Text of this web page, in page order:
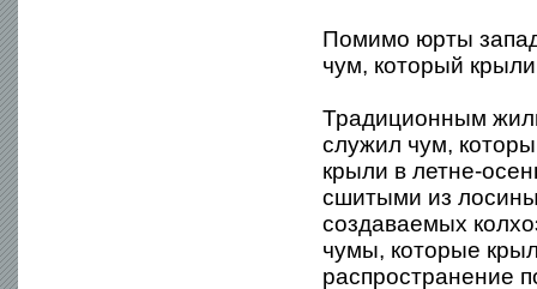
Помимо юрты
чум, который
Традиционным
служил чум,
крыли в летне-
сшитыми из
создаваемых
чумы, которые
распространение